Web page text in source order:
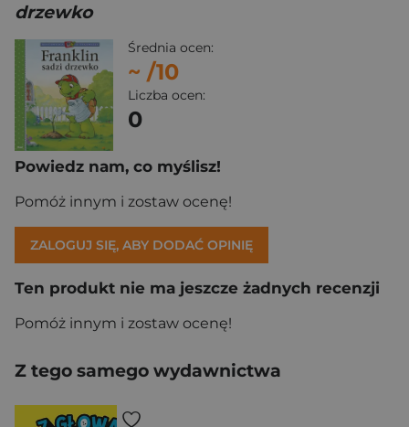
drzewko
Średnia ocen:
~ /10
Liczba ocen:
0
Powiedz nam, co myślisz!
Pomóż innym i zostaw ocenę!
ZALOGUJ SIĘ, ABY DODAĆ OPINIĘ
Ten produkt nie ma jeszcze żadnych recenzji
Pomóż innym i zostaw ocenę!
Z tego samego wydawnictwa